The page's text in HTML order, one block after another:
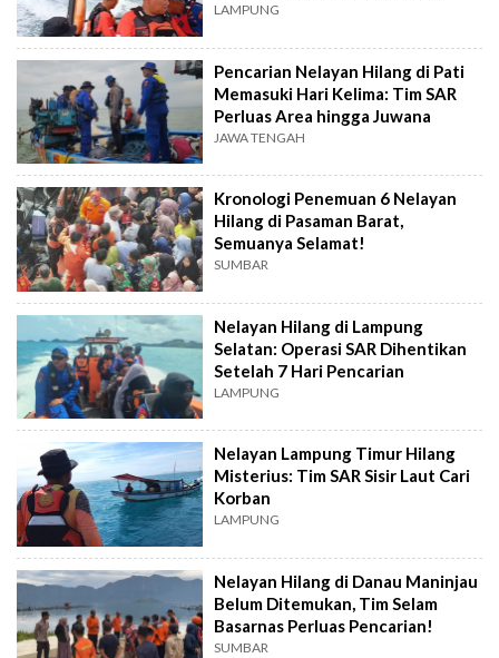
LAMPUNG
Pencarian Nelayan Hilang di Pati
Memasuki Hari Kelima: Tim SAR
Perluas Area hingga Juwana
JAWA TENGAH
Kronologi Penemuan 6 Nelayan
Hilang di Pasaman Barat,
Semuanya Selamat!
SUMBAR
Nelayan Hilang di Lampung
Selatan: Operasi SAR Dihentikan
Setelah 7 Hari Pencarian
LAMPUNG
Nelayan Lampung Timur Hilang
Misterius: Tim SAR Sisir Laut Cari
Korban
LAMPUNG
Nelayan Hilang di Danau Maninjau
Belum Ditemukan, Tim Selam
Basarnas Perluas Pencarian!
SUMBAR